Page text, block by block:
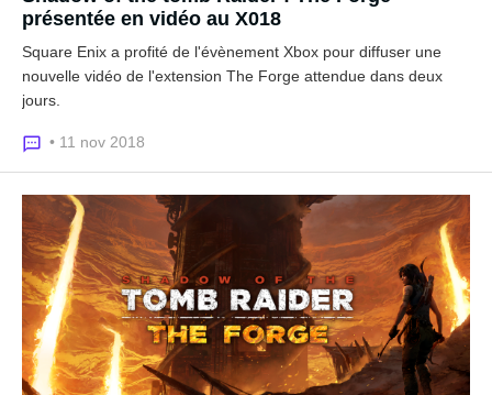
présentée en vidéo au X018
Square Enix a profité de l'évènement Xbox pour diffuser une
nouvelle vidéo de l'extension The Forge attendue dans deux
jours.
• 11 nov 2018